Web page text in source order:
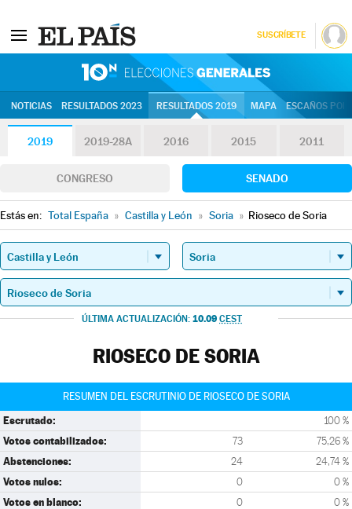
SUSCRÍBETE
NOTICIAS RESULTADOS 2023 RESULTADOS 2019 MAPA ESCAÑOS
2019 2019-28A 2016 2015 2011
CONGRESO SENADO
Estás en: Total España » Castilla y León » Soria » Rioseco de Soria
ÚLTIMA ACTUALIZACIÓN: 10.09 CEST
RIOSECO DE SORIA
RESUMEN DEL ESCRUTINIO DE RIOSECO DE SORIA
Escrutado: 100 %
Votos contabilizados: 73 75,26 %
Abstenciones: 24 24,74 %
Votos nulos: 0 0 %
Votos en blanco: 0 0 %